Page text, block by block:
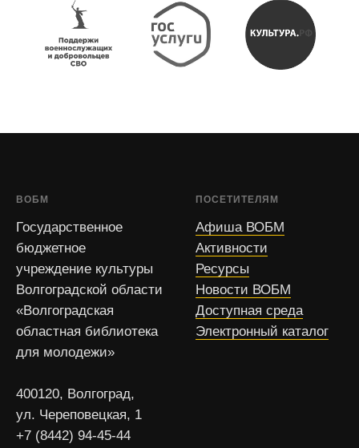
ВОБМ
Государственное
бюджетное
учреждение культуры
Волгоградской области
«Волгоградская
областная библиотека
для молодежи»
400120, Волгоград,
ул. Череповецкая, 1
+7 (8442) 94-45-44
ПОСЕТИТЕЛЯМ
Афиша ВОБМ
Активности
Ресурсы
Новости ВОБМ
Доступная среда
Электронный каталог